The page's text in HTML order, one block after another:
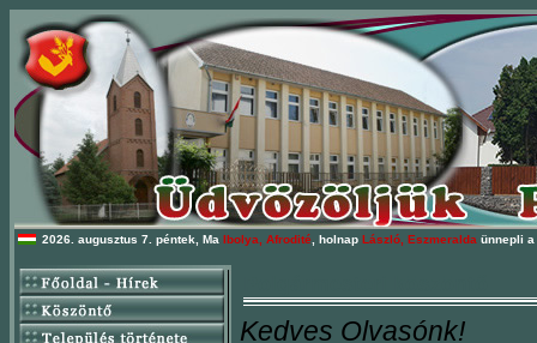
2026. augusztus 7. péntek, Ma Ibolya, Afrodité , holnap László, Eszmeralda ünnepli
Kedves Olvasónk!